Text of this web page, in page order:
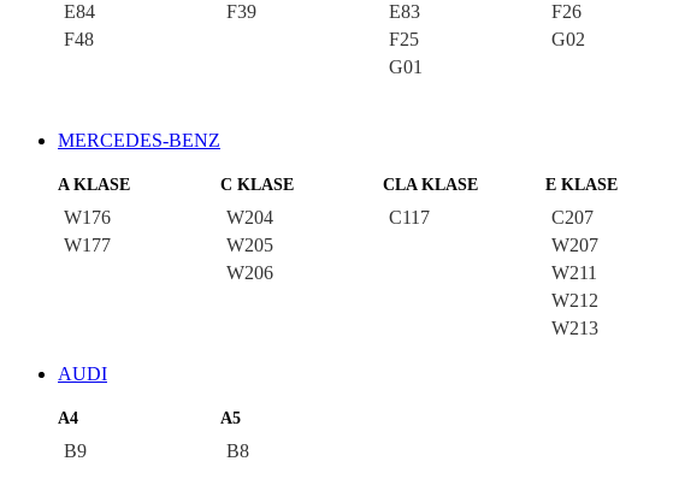
E84
F48
F39
E83
F25
G01
F26
G02
MERCEDES-BENZ
A KLASE
W176
W177
C KLASE
W204
W205
W206
CLA KLASE
C117
E KLASE
C207
W207
W211
W212
W213
AUDI
A4
B9
A5
B8